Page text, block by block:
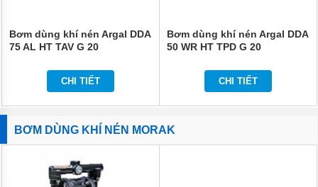
Bơm dùng khí nén Argal DDA
75 AL HT TAV G 20
CHI TIẾT
Bơm dùng khí nén Argal DDA
50 WR HT TPD G 20
CHI TIẾT
BƠM DÙNG KHÍ NÉN MORAK